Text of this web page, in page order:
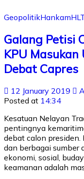
GeopolitikHankamHL
Galang Petisi
KPU
Debat Capres
12 January 2019
Posted at 14:34
Kesatuan Nelayan
pentingnya
debat calon
dan berbagai sumber
ekonomi, sosial,
keamanan adalah